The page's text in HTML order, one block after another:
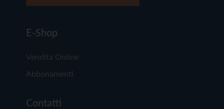
E-Shop
Vendita Online
Abbonamenti
Contatti